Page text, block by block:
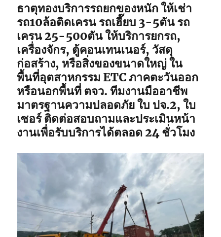
ธาตุทองบริการรถยกของหนัก ให้เช่า
รถ10ล้อติดเครน รถเฮี๊ยบ 3-5ตัน รถ
เครน 25-500ตัน ให้บริการยกรถ,
เครื่องจักร, ตู้คอนเทนเนอร์, วัสดุ
ก่อสร้าง, หรือสิ่งของขนาดใหญ่ ใน
พื้นที่อุตสาหกรรม ETC ภาคตะวันออก
หรือนอกพื้นที่ ตจว. ทีมงานมืออาชีพ
มาตรฐานความปลอดภัย ใบ ปจ.2, ใบ
เซอร์ ติดต่อสอบถามและประเมินหน้า
งานเพื่อรับบริการได้ตลอด 24 ชั่วโมง